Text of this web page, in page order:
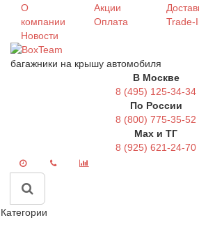
О
компании
Новости
Акции
Оплата
Trade-
багажники на крышу автомобиля
В Москве
8 (495) 125-34-34
По России
8 (800) 775-35-52
Max и ТГ
8 (925) 621-24-70
Категории